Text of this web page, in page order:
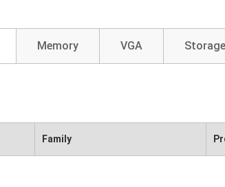
Memory VGA Storage
Family